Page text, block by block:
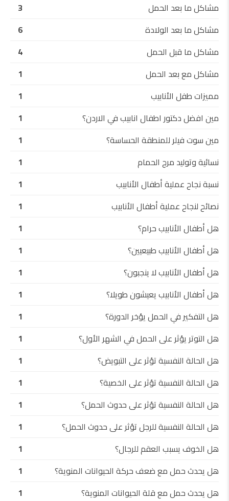
مشاكل ما بعد الحمل
3
مشاكل ما بعد الولادة
6
مشاكل ما قبل الحمل
4
مشاكل مع بعد الحمل
1
مميزات طفل الأنابيب
1
مين افضل دكتور اطفال انابيب في الاردن؟
1
مين سوت فيلر للمنطقة الحساسة؟
1
نسائية وتوليد مرج الحمام
1
نسبة نجاح عملية أطفال الأنابيب
1
نصائح لنجاح عملية أطفال الأنابيب
1
هل أطفال الأنابيب حرام؟
1
هل أطفال الأنابيب طبيعيين؟
1
هل أطفال الأنابيب لا ينجبون؟
1
هل أطفال الأنابيب يعيشون طويلا؟
1
هل التفكير في الحمل يؤخر الدورة؟
1
هل التوتر يؤثر على الحمل في الشهر الأول؟
1
هل الحالة النفسية تؤثر على التبويض؟
1
هل الحالة النفسية تؤثر على الخصية؟
1
هل الحالة النفسية تؤثر على حدوث الحمل؟
1
هل الحالة النفسية للرجل تؤثر على حدوث الحمل؟
1
هل الخوف يسبب العقم للرجال؟
1
هل يحدث حمل مع ضعف حركة الحيوانات المنوية؟
1
هل يحدث حمل مع قلة الحيوانات المنوية؟
1